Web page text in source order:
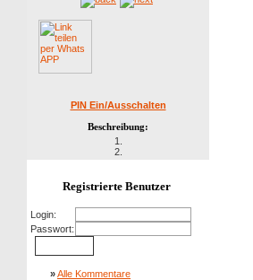
PIN Ein/Ausschalten
Beschreibung:
1.
2.
Registrierte Benutzer
Login:
Passwort:
»Alle Kommentare